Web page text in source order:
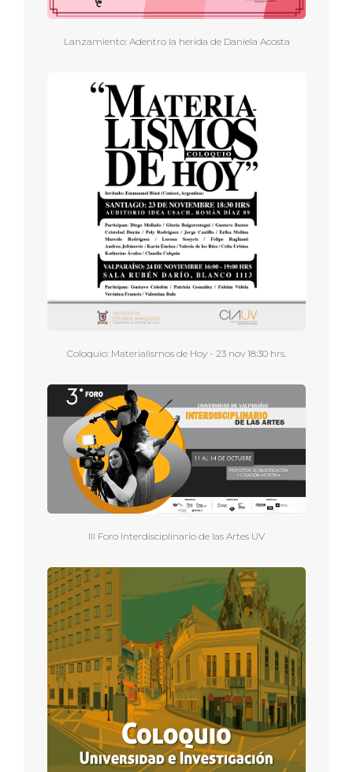
Lanzamiento: Adentro la herida de Daniela Acosta
Coloquio: Materialismos de Hoy - 23 nov 18:30 hrs.
III Foro Interdisciplinario de las Artes UV